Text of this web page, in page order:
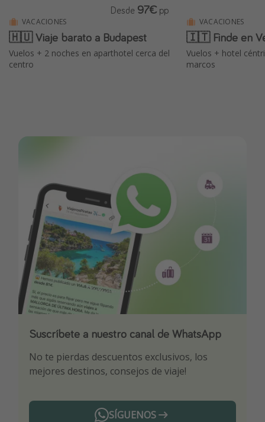
VACACIONES
🇭🇺 Viaje barato a Budapest
Vuelos + 2 noches en aparthotel cerca del
centro
Desde 97€ pp
VACACIONES
🇮🇹 Finde en
Vuelos + hotel
marcos
Suscríbete a nuestro canal de WhatsApp
No te pierdas descuentos exclusivos, los
mejores destinos, consejos de viaje!
SÍGUENOS
Descarga nuestra app
Sé el primero en reservar nuestros chollazos
¡Suscríbete a nuestro canal de Telegram!
¡Recibe las mejores ofertas seleccionadas para
ti por nuestros expertos en viajes
Telegram